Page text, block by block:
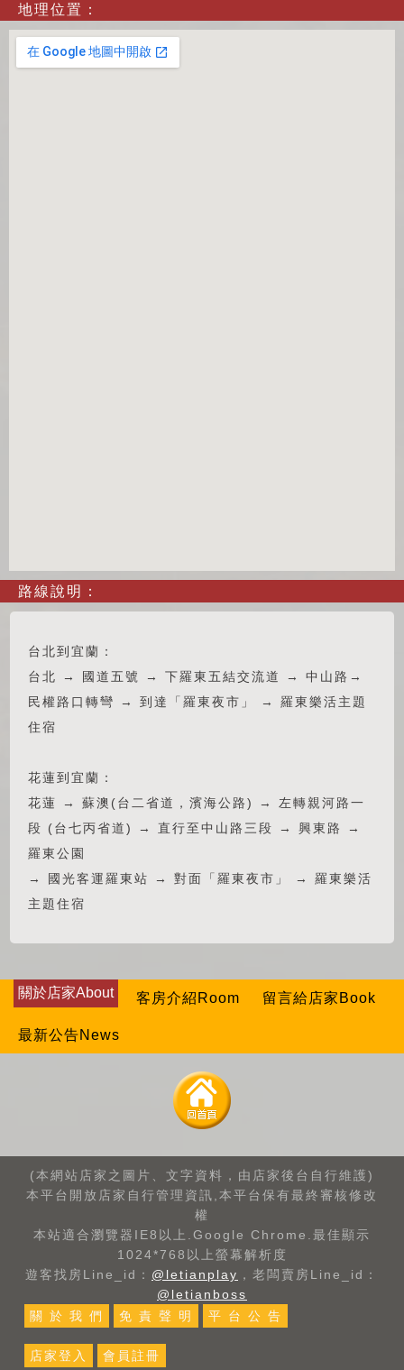
地理位置：
路線說明：
台北到宜蘭：
台北 → 國道五號 → 下羅東五結交流道 → 中山路→
民權路口轉彎 → 到達「羅東夜市」 → 羅東樂活主題
住宿
花蓮到宜蘭：
花蓮 → 蘇澳(台二省道，濱海公路) → 左轉親河路一
段 (台七丙省道) → 直行至中山路三段 → 興東路 →
羅東公園
→ 國光客運羅東站 → 對面「羅東夜市」 → 羅東樂活
主題住宿
關於店家About 客房介紹Room 留言給店家Book
最新公告News
(本網站店家之圖片、文字資料，由店家後台自行維護)
本平台開放店家自行管理資訊,本平台保有最終審核修改
權
本站適合瀏覽器IE8以上.Google Chrome.最佳顯示
1024*768以上螢幕解析度
遊客找房Line_id： @letianplay ，老闆賣房Line_id：
@letianboss
關 於 我 們
免 責 聲 明 平 台 公 告
店家登入
會員註冊